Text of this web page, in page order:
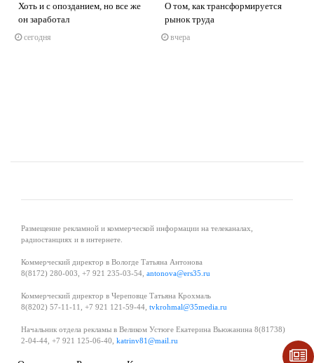
Хоть и с опозданием, но все же
он заработал
сегодня
О том, как трансформируется
рынок труда
вчера
Размещение рекламной и коммерческой информации на телеканалах,
радиостанциях и в интернете.
Коммерческий директор в Вологде Татьяна Антонова
8(8172) 280-003, +7 921 235-03-54, antonova@ers35.ru
Коммерческий директор в Череповце Татьяна Крохмаль
8(8202) 57-11-11, +7 921 121-59-44, tvkrohmal@35media.ru
Начальник отдела рекламы в Великом Устюге Екатерина Вьюжанина 8(81738)
2-04-44, +7 921 125-06-40, katrinv81@mail.ru